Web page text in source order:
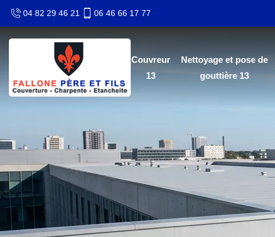
04 82 29 46 21 06 46 66 17 77
Couvreur
13
Nettoyage et pose de
gouttière 13